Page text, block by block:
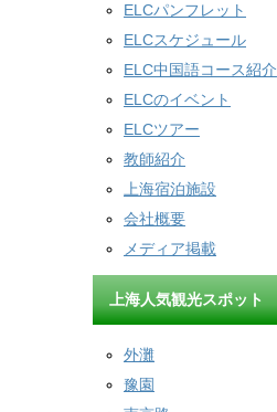
ELCパンフレット
ELCスケジュール
ELC中国語コース紹介
ELCのイベント
ELCツアー
教師紹介
上海宿泊施設
会社概要
メディア掲載
上海人気観光スポット
外灘
豫園